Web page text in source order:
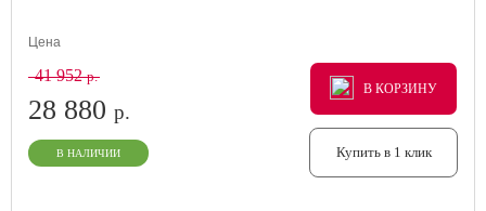
Цена
41 952р.
28 880 р.
В НАЛИЧИИ
В КОРЗИНУ
В КОРЗИНУ
В КОРЗИНУ
Купить в 1 клик